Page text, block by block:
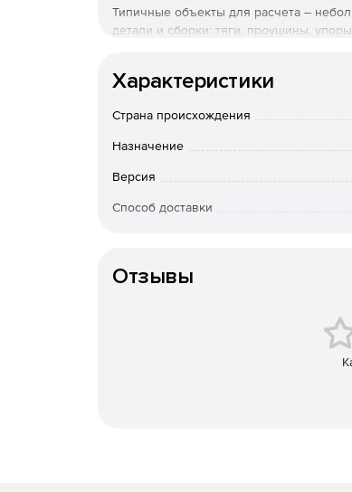
Типичные объекты для расчета –
детали и сборки: тяги, проушины,
Основные шаги при проведении расчета:
Подготовка 3D-модели к
Проведение расчета.
Просмотр полученных результатов
(напряжений, коэффициентов
Характеристики
Страна происхождения
Назначение
Версия
Способ доставки
Отзывы